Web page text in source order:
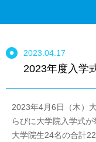
2023.04.17
2023年度入学
2023年4月6日（木）
らびに大学院入学式
大学院生24名の合計